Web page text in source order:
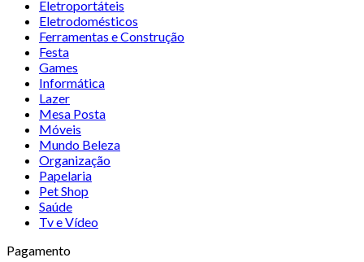
Eletroportáteis
Eletrodomésticos
Ferramentas e Construção
Festa
Games
Informática
Lazer
Mesa Posta
Móveis
Mundo Beleza
Organização
Papelaria
Pet Shop
Saúde
Tv e Vídeo
Pagamento